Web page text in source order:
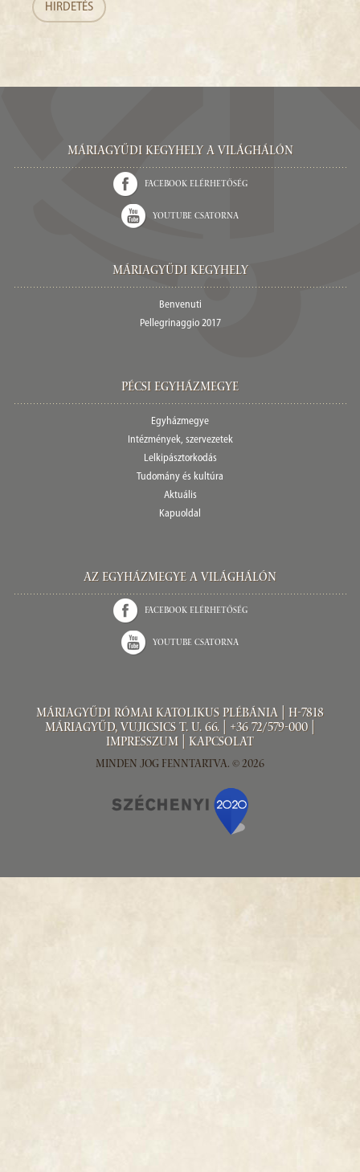
HIRDETÉS
Máriagyűdi Kegyhely a világhálón
Facebook elérhetőség
Youtube csatorna
Máriagyűdi Kegyhely
Benvenuti
Pellegrinaggio 2017
Pécsi egyházmegye
Egyházmegye
Intézmények, szervezetek
Lelkipásztorkodás
Tudomány és kultúra
Aktuális
Kapuoldal
Az Egyházmegye a világhálón
Facebook elérhetőség
Youtube csatorna
Máriagyűdi Római Katolikus Plébánia | H-7818
Máriagyűd, Vujicsics T. u. 66. | +36 72/579-000 |
Impresszum
Kapcsolat
Minden jog fenntartva. © 2026